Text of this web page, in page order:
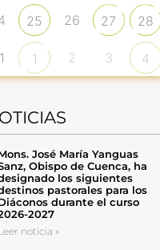
25 26 27 28
1 2 3 4
José María Yanguas
Obispo de Cuenca, ha
los siguientes
pastorales para los
durante el curso
2027
noticia »